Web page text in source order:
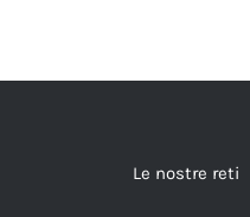
Le nostre reti